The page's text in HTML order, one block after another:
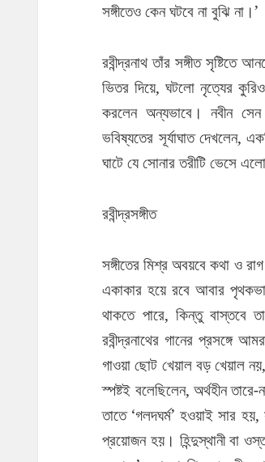
সঙ্গীতেও কেন ঘটবে না বুঝি না।’
রবীন্দ্রনাথ তাঁর সঙ্গীত সৃষ্টিতে
ভিতর দিয়ে, ঘটলো নৃত্যের
করলেন অন্যভাবে। নবীন
ভবিষ্যতের সূর্যাঘাত দেখলেন,
ঘাটে যে সোনার তরীটি ভেসে
রবীন্দ্রসঙ্গীত
সঙ্গীতের মিশ্র অবয়বে কথা ও
একাকার হয়ে রবে আবার
থাকতে পারে, কিন্তু বাস্তবে
রবীন্দ্রনাথের গানের প্রসঙ্গে
গাওয়া ছোট খেয়াল বড় খেয়াল
স্পষ্টই বলেছিলেন, অর্থহীন
তাতে ‘গলদঘর্ম’ হওয়াই সার
প্রয়োজন হয়। হিন্দুস্থানী বা